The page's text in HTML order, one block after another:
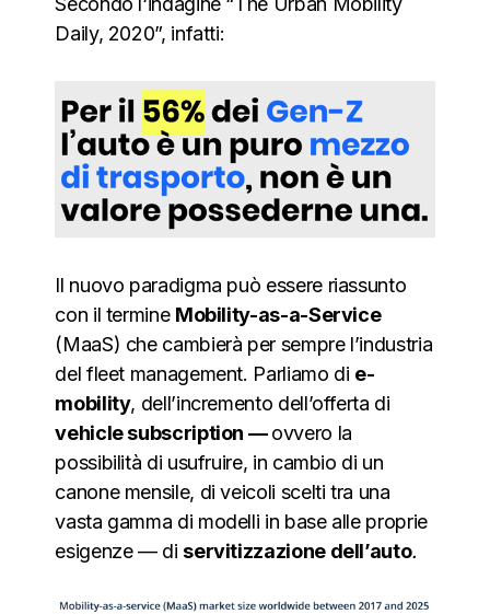
Daily, 2020”, infatti:
Il nuovo paradigma può essere riassunto
con il termine Mobility-as-a-Service
(MaaS) che cambierà per sempre l’industria
del fleet management. Parliamo di e-
mobility, dell’incremento dell’offerta di
vehicle subscription —ovvero la
possibilità di usufruire, in cambio di un
canone mensile, di veicoli scelti tra una
vasta gamma di modelli in base alle proprie
esigenze — diservitizzazione dell’auto.